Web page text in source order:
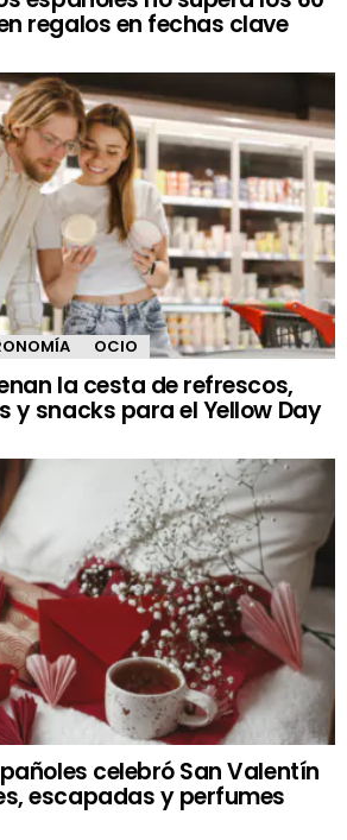
regalos en fechas clave
OCIO
la cesta de refrescos,
y snacks para el Yellow Day
celebró San Valentín
escapadas y perfumes